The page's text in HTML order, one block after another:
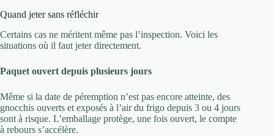
Quand jeter sans réfléchir
Certains cas ne méritent même pas l’inspection. Voici les
situations où il faut jeter directement.
Paquet ouvert depuis plusieurs jours
Même si la date de péremption n’est pas encore atteinte, des
gnocchis ouverts et exposés à l’air du frigo depuis 3 ou 4 jours
sont à risque. L’emballage protège, une fois ouvert, le compte
à rebours s’accélère.